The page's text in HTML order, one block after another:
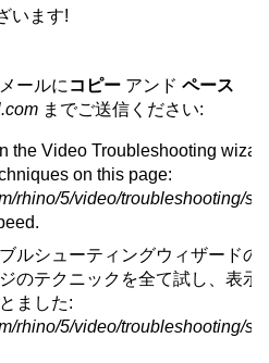
います!
ールに コピー アンド ペース
までご送信ください:
the Video Troubleshooting
on this page:
rhino/5/video/troubleshooting/
ルシューティングウィザードの
のテクニックを全て試し、表示
ました:
rhino/5/video/troubleshooting/